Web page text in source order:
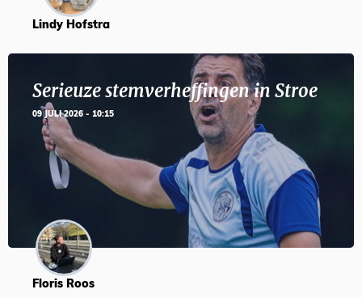
Lindy Hofstra
Serieuze stemverheffingen in Stroe
09 JULI 2026 - 10:15
Floris Roos